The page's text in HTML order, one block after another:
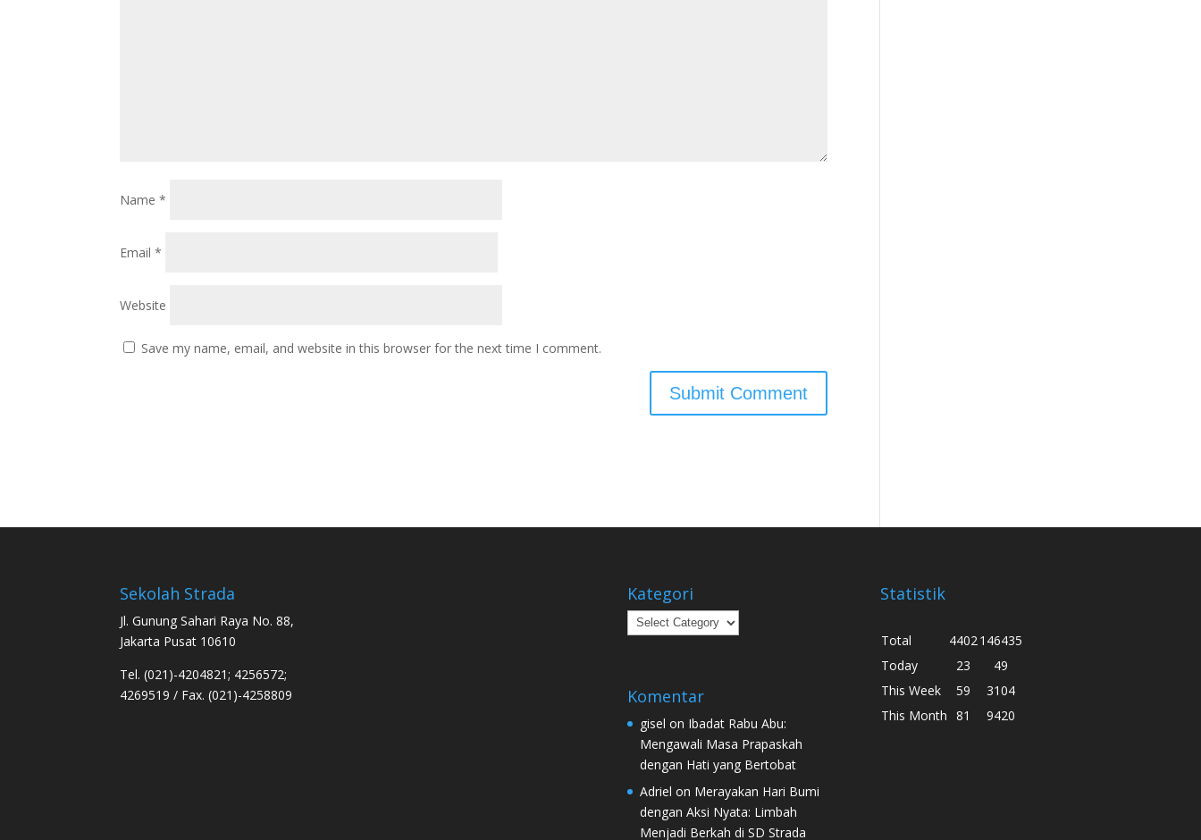
Name*
Email*
Website
Save my name, email, and website in this browser for the next time I comment.
Sekolah Strada
Jl. Gunung Sahari Raya No. 88,
Jakarta Pusat 10610
Tel. (021)-4204821; 4256572;
4269519 / Fax. (021)-4258809
Kategori
Kategori
Komentar
gisel on Ibadat Rabu Abu:
Mengawali Masa Prapaskah
dengan Hati yang Bertobat
Adriel on Merayakan Hari Bumi
dengan Aksi Nyata: Limbah
Menjadi Berkah di SD Strada
Statistik
Total 4402 146435
Today
23
49
This Week
59
3104
This Month 81 9420